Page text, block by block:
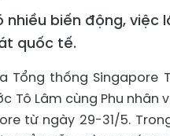
nhiều biến động,
quốc tế.
Tổng thống Singapore
Tô Lâm cùng Phu
từ ngày 29-31/5.